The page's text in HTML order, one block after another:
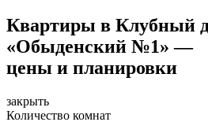
Квартиры в Клубный
«Обыденский №1» —
цены и планировки
закрыть
Количество комнат